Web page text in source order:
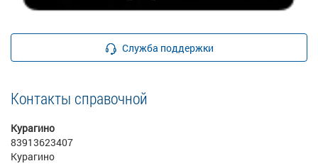
Служба поддержки
Контакты справочной
Курагино
83913623407
Курагино